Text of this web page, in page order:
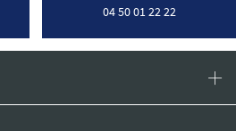
04 50 01 22 22